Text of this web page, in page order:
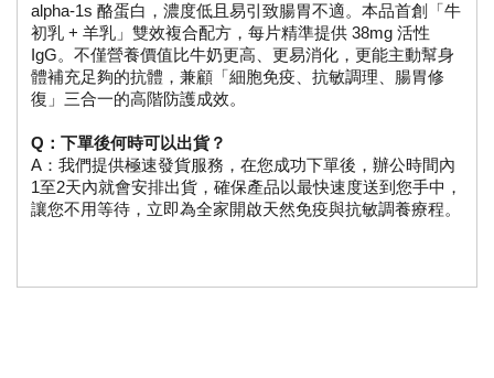
alpha-1s 酪蛋白，濃度低且易引致腸胃不適。本品首創「牛
初乳 + 羊乳」雙效複合配方，每片精準提供 38mg 活性
IgG。不僅營養價值比牛奶更高、更易消化，更能主動幫身
體補充足夠的抗體，兼顧「細胞免疫、抗敏調理、腸胃修
復」三合一的高階防護成效。
Q：下單後何時可以出貨？
A：我們提供極速發貨服務，在您成功下單後，辦公時間內
1至2天內就會安排出貨，確保產品以最快速度送到您手中，
讓您不用等待，立即為全家開啟天然免疫與抗敏調養療程。